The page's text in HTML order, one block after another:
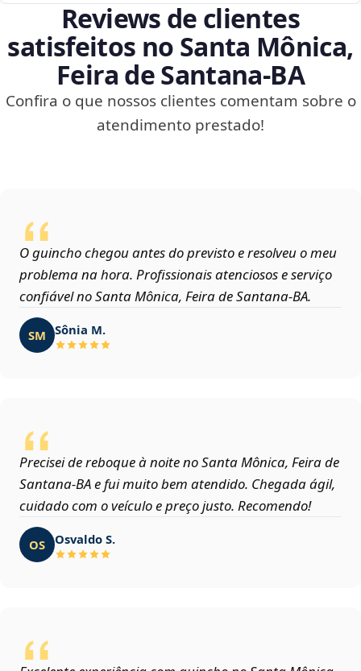
Reviews de clientes
satisfeitos no Santa Mônica,
Feira de Santana‑BA
Confira o que nossos clientes comentam sobre o
atendimento prestado!
O guincho chegou antes do previsto e resolveu o meu
problema na hora. Profissionais atenciosos e serviço
confiável no Santa Mônica, Feira de Santana‑BA.
SM Sônia M.
Precisei de reboque à noite no Santa Mônica, Feira de
Santana‑BA e fui muito bem atendido. Chegada ágil,
cuidado com o veículo e preço justo. Recomendo!
OS Osvaldo S.